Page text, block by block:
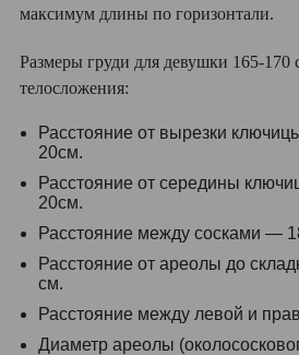
максимум длины по горизонтали.
Размеры груди для девушки 165-170
телосложения:
Расстояние от вырезки
20см.
Расстояние от середины
20см.
Расстояние между сосками —
Расстояние от ареолы до
см.
Расстояние между левой и
Диаметр ареолы